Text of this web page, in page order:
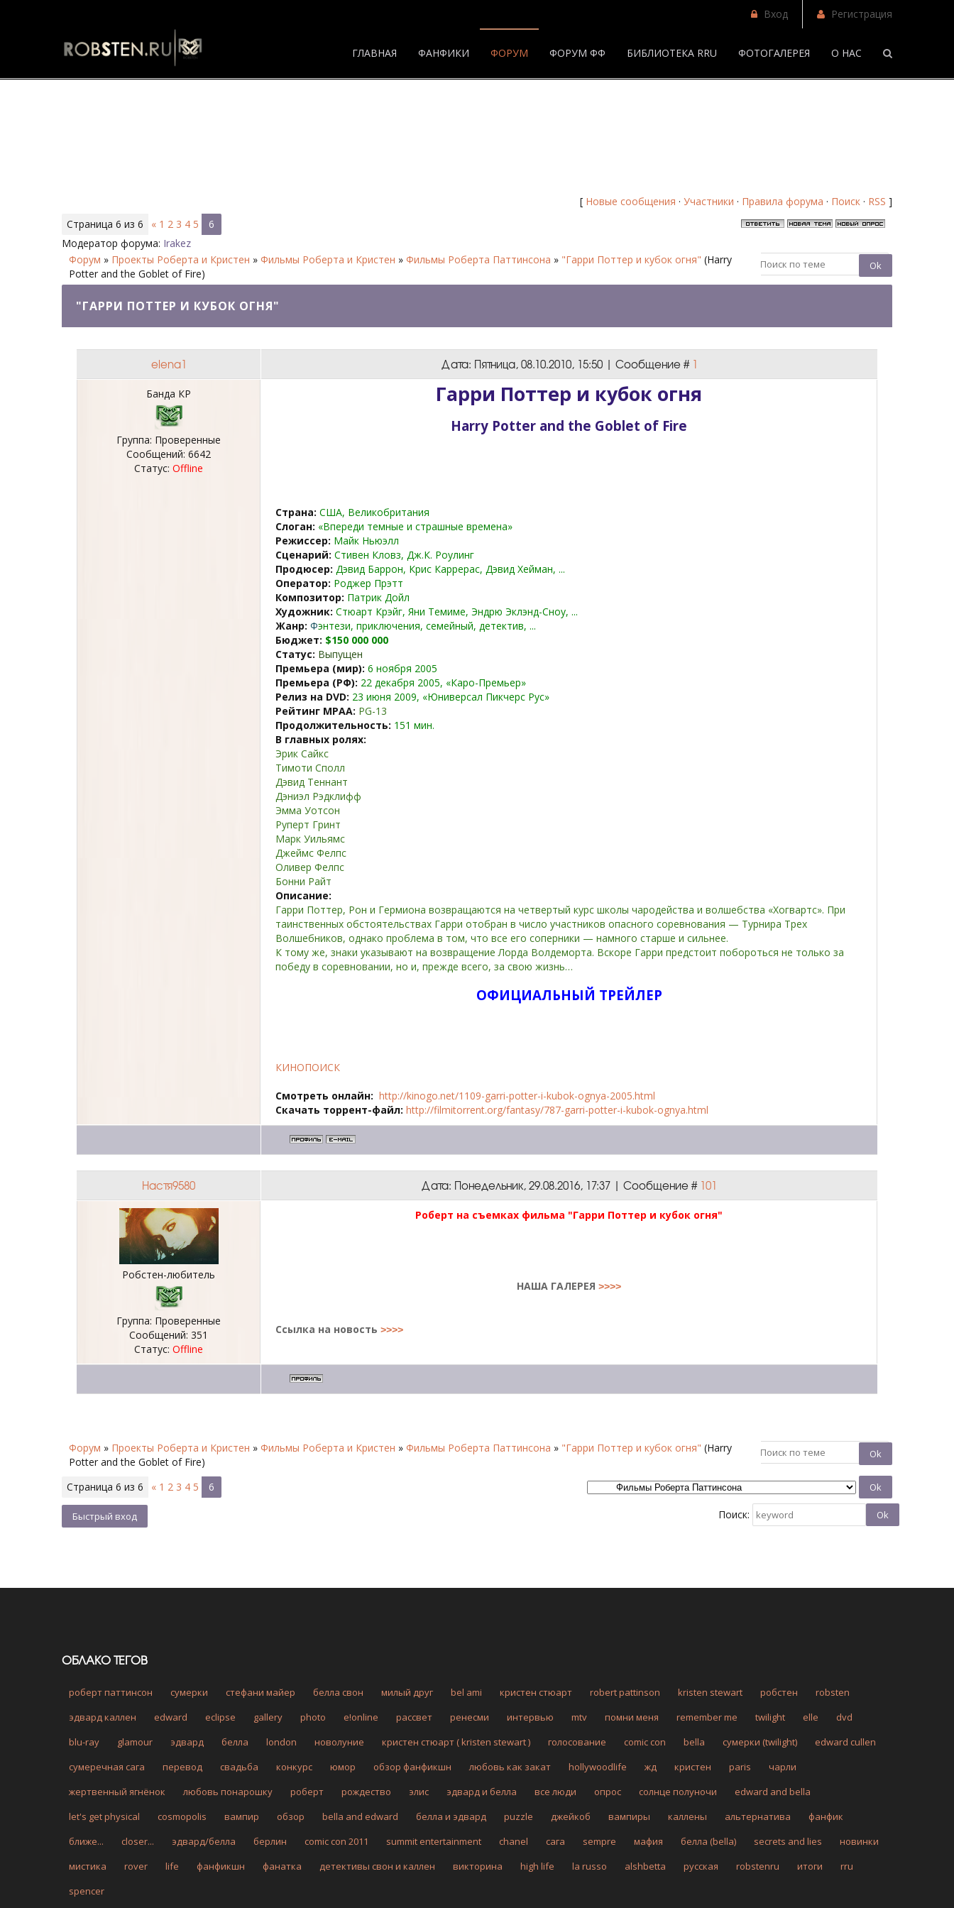
Вход Регистрация
ГЛАВНАЯ ФАНФИКИ ФОРУМ ФОРУМ ФФ БИБЛИОТЕКА RRU ФОТОГАЛЕРЕЯ О НАС
[ Новые сообщения · Участники · Правила форума · Поиск · RSS ]
Страница 6 из 6 « 1 2 3 4 5
6
Модератор форума: Irakez
Форум » Проекты Роберта и Кристен » Фильмы Роберта и Кристен » Фильмы Роберта Паттинсона » "Гарри Поттер и кубок огня" (Harry
Potter and the Goblet of Fire)
"ГАРРИ ПОТТЕР И КУБОК ОГНЯ"
elena1 Дата: Пятница, 08.10.2010, 15:50 | Сообщение # 1
Банда КР
Группа: Проверенные
Сообщений: 6642
Статус: Offline
Гарри Поттер и кубок огня
Harry Potter and the Goblet of Fire
Страна: США, Великобритания
Слоган: «Впереди темные и страшные времена»
Режиссер: Майк Ньюэлл
Сценарий: Стивен Кловз, Дж.К. Роулинг
Продюсер: Дэвид Баррон, Крис Каррерас, Дэвид Хейман, ...
Оператор: Роджер Прэтт
Композитор: Патрик Дойл
Художник: Стюарт Крэйг, Яни Темиме, Эндрю Эклэнд-Сноу, ...
Жанр: Фэнтези, приключения, семейный, детектив, ...
Бюджет: $150 000 000
Статус: Выпущен
Премьера (мир): 6 ноября 2005
Премьера (РФ): 22 декабря 2005, «Каро-Премьер»
Релиз на DVD: 23 июня 2009, «Юниверсал Пикчерс Рус»
Рейтинг MPAA: PG-13
Продолжительность: 151 мин.
В главных ролях:
Эрик Сайкс
Тимоти Сполл
Дэвид Теннант
Дэниэл Рэдклифф
Эмма Уотсон
Руперт Гринт
Марк Уильямс
Джеймс Фелпс
Оливер Фелпс
Бонни Райт
Описание:
Гарри Поттер, Рон и Гермиона возвращаются на четвертый курс школы чародейства и волшебства «Хогвартс». При
таинственных обстоятельствах Гарри отобран в число участников опасного соревнования — Турнира Трех
Волшебников, однако проблема в том, что все его соперники — намного старше и сильнее.
К тому же, знаки указывают на возвращение Лорда Волдеморта. Вскоре Гарри предстоит побороться не только за
победу в соревновании, но и, прежде всего, за свою жизнь…
ОФИЦИАЛЬНЫЙ ТРЕЙЛЕР
КИНОПОИСК
Смотреть онлайн: http://kinogo.net/1109-garri-potter-i-kubok-ognya-2005.html
Скачать торрент-файл: http://filmitorrent.org/fantasy/787-garri-potter-i-kubok-ognya.html
Настя9580 Дата: Понедельник, 29.08.2016, 17:37 | Сообщение # 101
Робстен-любитель
Группа: Проверенные
Сообщений: 351
Статус: Offline
Роберт на съемках фильма "Гарри Поттер и кубок огня"
НАША ГАЛЕРЕЯ >>>>
Ссылка на новость >>>>
Форум » Проекты Роберта и Кристен » Фильмы Роберта и Кристен » Фильмы Роберта Паттинсона » "Гарри Поттер и кубок огня" (Harry
Potter and the Goblet of Fire)
Страница 6 из 6 « 1 2 3 4 5 6
Поиск:
ОБЛАКО ТЕГОВ
роберт паттинсон сумерки стефани майер белла свон милый друг bel ami кристен стюарт robert pattinson kristen stewart робстен
robsten
эдвард каллен
edward eclipse gallery photo e!online рассвет ренесми интервью mtv помни меня remember me twilight elle
dvd
blu-ray
glamour эдвард белла london новолуние кристен стюарт ( kristen stewart ) голосование comic con bella сумерки (twilight)
edward cullen
сумеречная сага
перевод свадьба конкурс юмор обзор фанфикшн любовь как закат hollywoodlife жд кристен paris
чарли
жертвенный ягнёнок
любовь понарошку роберт рождество элис эдвард и белла все люди опрос солнце полуночи
edward and bella
let's get physical
cosmopolis вампир обзор bella and edward белла и эдвард puzzle джейкоб вампиры каллены альтернатива
фанфик
ближе...
closer... эдвард/белла берлин comic con 2011 summit entertainment chanel сага sempre мафия белла (bella) secrets and lies
новинки
мистика
rover life фанфикшн фанатка детективы свон и каллен викторина high life la russo alshbetta русская robstenru итоги
rru
spencer